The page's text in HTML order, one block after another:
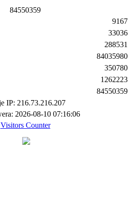
84550359
9167
33036
288531
84035980
350780
1262223
84550359
IP: 216.73.216.207
2026-08-10 07:16:06
Visitors Counter